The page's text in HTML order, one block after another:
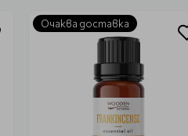
Очаква доставка